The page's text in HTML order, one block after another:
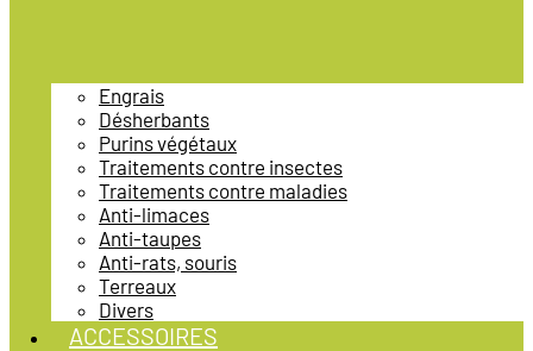
Engrais
Désherbants
Purins végétaux
Traitements contre insectes
Traitements contre maladies
Anti-limaces
Anti-taupes
Anti-rats, souris
Terreaux
Divers
ACCESSOIRES